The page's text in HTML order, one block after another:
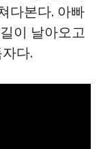
다본다. 아빠
이 날아오고
다.